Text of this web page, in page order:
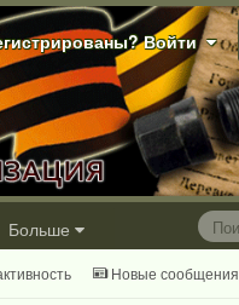
Войти
Больше
Новые сообщения